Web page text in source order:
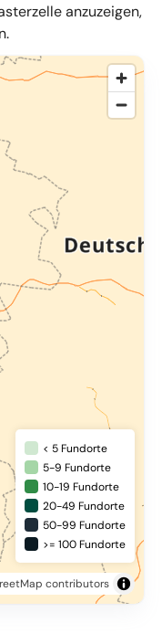
anzuzeigen,
contributors
< 5 Fundorte
5-9 Fundorte
10-19 Fundorte
20-49 Fundorte
50-99 Fundorte
>= 100 Fundorte